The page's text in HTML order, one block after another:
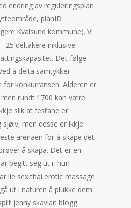
endring av reguleringsplan
planID
Kvalsund kommune). Vi
25 deltakere inklusive
Det følge
å delta samtykker
for konkurransen. Alderen er
rundt 1700 kan være
slik at festane er
men desse er ikkje
arenaen for å skape det
å skapa. Det er en
begitt seg ut i, hun
lie sex thai erotic massage
ut i naturen å plukke dem
jenny skavlan blogg